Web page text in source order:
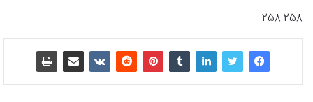
258 258